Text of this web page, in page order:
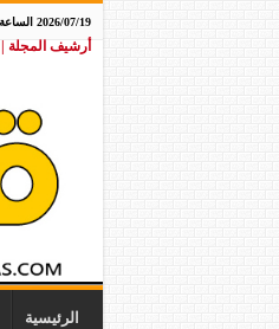
2026/07/19 الساعة 2:45 صباحًا
أرشيف المجلة |
الرئيسية